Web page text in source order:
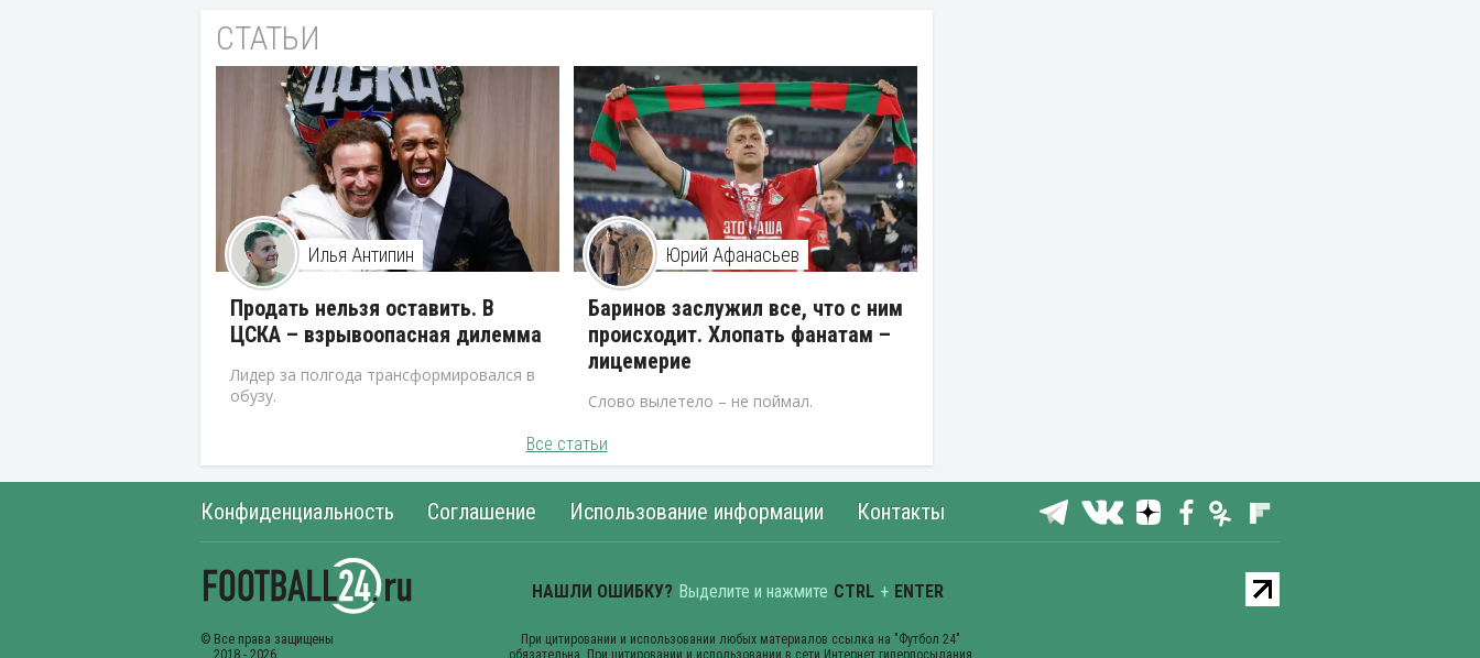
СТАТЬИ
Илья Антипин
Продать нельзя оставить. В
ЦСКА – взрывоопасная дилемма
Лидер за полгода трансформировался в
обузу.
Юрий Афанасьев
Баринов заслужил все, что с ним
происходит. Хлопать фанатам –
лицемерие
Слово вылетело – не поймал.
Все статьи
Конфиденциальность Соглашение Использование информации Контакты